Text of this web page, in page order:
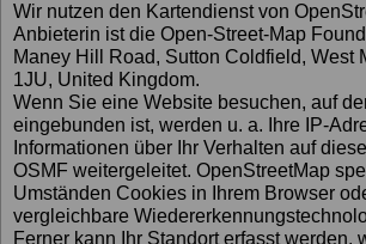
Wir nutzen den Kartendienst von
Anbieterin ist die Open-Street-Map
Maney Hill Road, Sutton Coldfield, West
1JU, United Kingdom.
Wenn Sie eine Website besuchen, auf
eingebunden ist, werden u. a. Ihre IP-
Informationen über Ihr Verhalten auf
OSMF weitergeleitet. OpenStreetMap
Umständen Cookies in Ihrem Browser
vergleichbare
Ferner kann Ihr Standort erfasst werden,